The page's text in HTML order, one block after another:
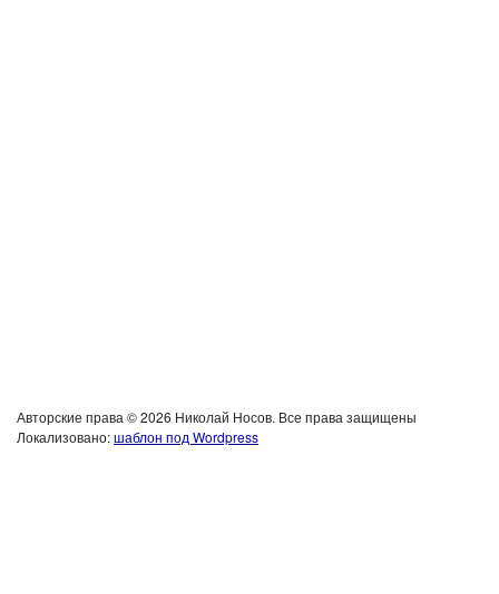
Авторские права © 2026 Николай Носов. Все права защищены
Локализовано:шаблон под Wordpress